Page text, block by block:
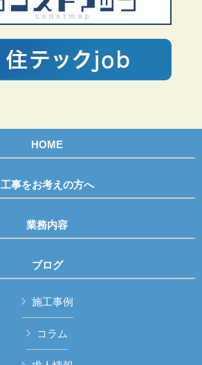
HOME
工事をお考えの方へ
業務内容
ブログ
施工事例
コラム